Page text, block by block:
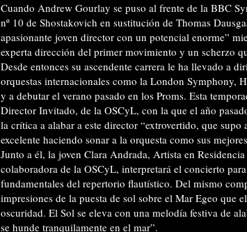
Cuando Andrew Gourlay se puso al frente de la BBC
nº 10 de Shostakovich en sustitución de Thomas
apasionante joven director con un potencial enorme”
experta dirección del primer movimiento y un scherzo
Desde entonces su ascendente carrera le ha llevado a
orquestas internacionales como la London Symphony,
y a debutar el verano pasado en los Proms. Esta
Director Invitado, de la OSCyL, con la que el año
la crítica a alabar a este director “extrovertido, que
excelente haciendo sonar a la orquesta como sus
Junto a él, la joven Clara Andrada, Artista en
colaboradora de la OSCyL, interpretará el concierto
fundamentales del repertorio flautístico. Del mismo
impresiones de la puesta de sol sobre el Mar Egeo que
oscuridad. El Sol se eleva con una melodía festiva de
se hunde tranquilamente en el mar”.